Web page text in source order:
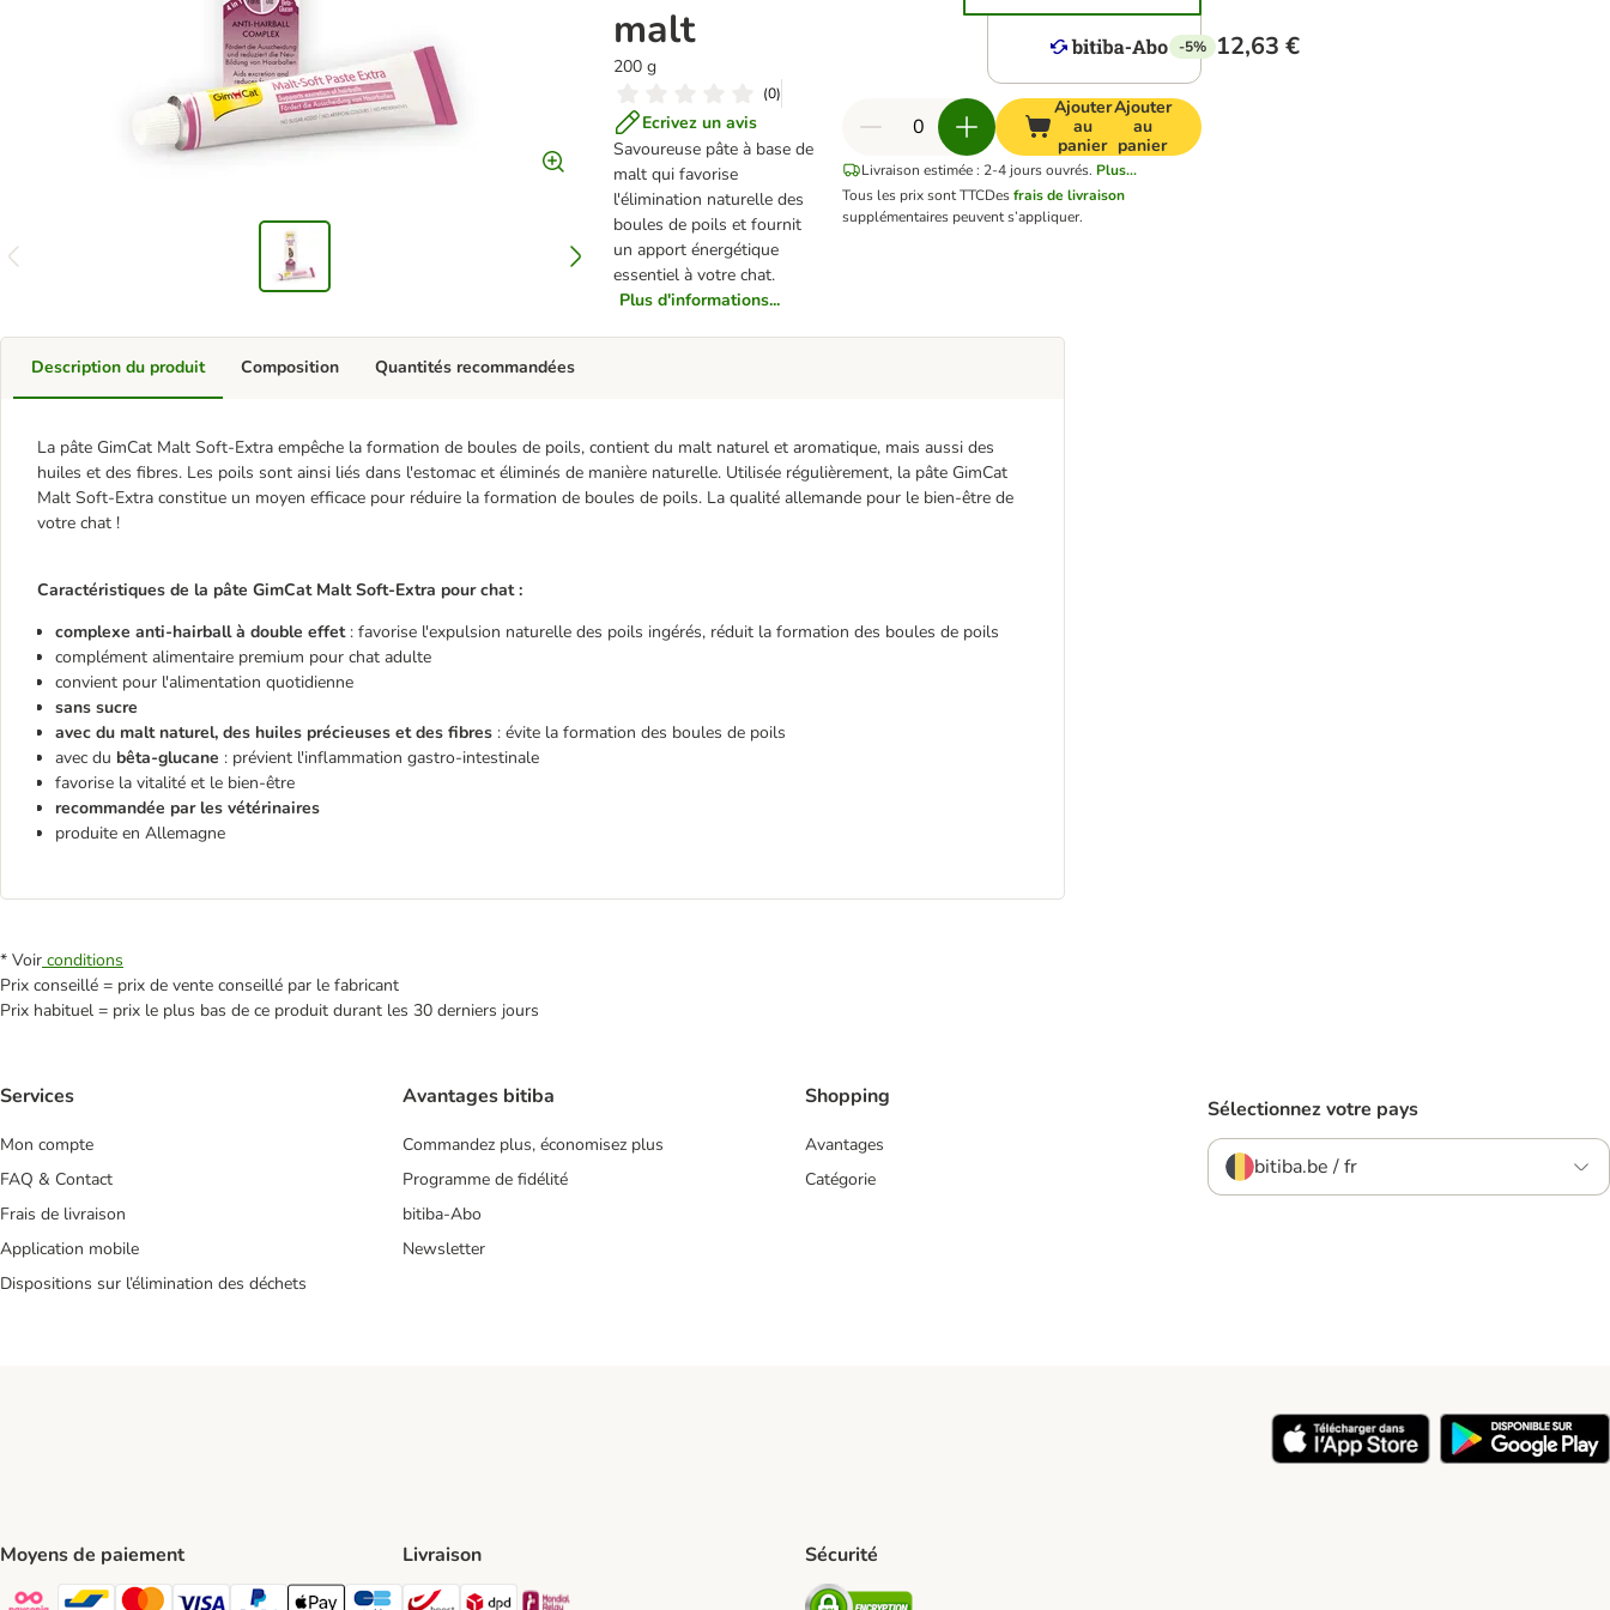
malt
200 g
(0)
Ecrivez un avis
Savoureuse pâte à base de
malt qui favorise
l'élimination naturelle des
boules de poils et fournit
un apport énergétique
essentiel à votre chat.
Plus d'informations...
-5% 12,63 €
Ajouter
au
panier
Ajouter
au
panier
Livraison estimée : 2-4 jours ouvrés. Plus...
Tous les prix sont TTCDesfrais de livraison
supplémentaires peuvent s’appliquer.
Description du produit
La pâte GimCat Malt Soft-Extra empêche la formation de boules de poils, contient du malt naturel et aromatique, mais aussi des
huiles et des fibres. Les poils sont ainsi liés dans l'estomac et éliminés de manière naturelle. Utilisée régulièrement, la pâte GimCat
Malt Soft-Extra constitue un moyen efficace pour réduire la formation de boules de poils. La qualité allemande pour le bien-être de
votre chat !
Caractéristiques de la pâte GimCat Malt Soft-Extra pour chat :
complexe anti-hairball à double effet: favorise l'expulsion naturelle des poils ingérés, réduit la formation des boules de poils
complément alimentaire premium pour chat adulte
convient pour l'alimentation quotidienne
sans sucre
avec du malt naturel, des huiles précieuses et des fibres : évite la formation des boules de poils
avec du bêta-glucane : prévient l'inflammation gastro-intestinale
favorise la vitalité et le bien-être
recommandée par les vétérinaires
produite en Allemagne
Composition Quantités recommandées
* Voir conditions
Prix conseillé = prix de vente conseillé par le fabricant
Prix habituel = prix le plus bas de ce produit durant les 30 derniers jours
Services
Mon compte
FAQ & Contact
Frais de livraison
Application mobile
Dispositions sur l’élimination des déchets
Avantages bitiba
Commandez plus, économisez plus
Programme de fidélité
bitiba-Abo
Newsletter
Shopping
Avantages
Catégorie
Sélectionnez votre pays
bitiba.be / fr
Moyens de paiement Livraison
Bpost Shipping Method
DPD Shipping Method
Mondial relay Shipping Method
Sécurité
Security